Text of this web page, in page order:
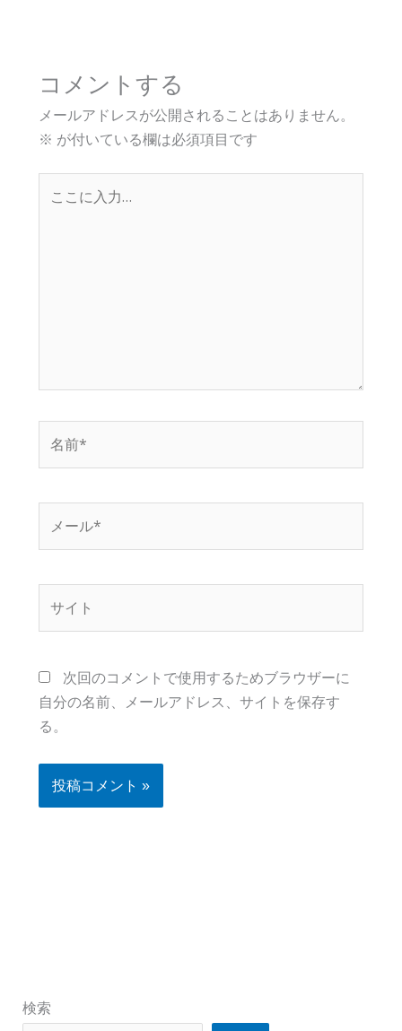
コメントする
メールアドレスが公開されることはありません。
※ が付いている欄は必須項目です
*
次回のコメントで使用するためブラウザーに
自分の名前、メールアドレス、サイトを保存す
る。
検索